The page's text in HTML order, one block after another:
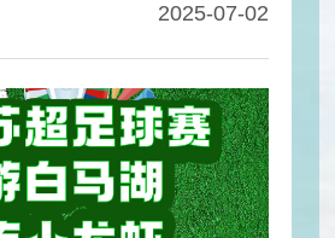
2025-07-02